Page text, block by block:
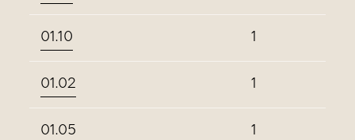
01.10 1
01.02 1
01.05 1